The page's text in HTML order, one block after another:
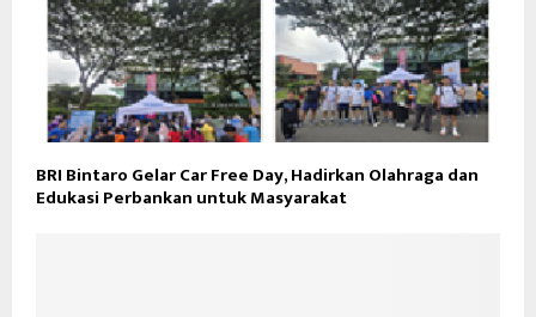
BRI Bintaro Gelar Car Free Day, Hadirkan Olahraga dan
Edukasi Perbankan untuk Masyarakat